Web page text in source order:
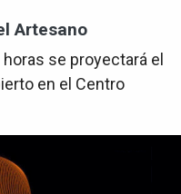
Artesano
se proyectará el
en el Centro